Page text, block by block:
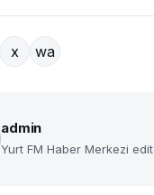
x wa
admin
Yurt FM Haber Merkezi